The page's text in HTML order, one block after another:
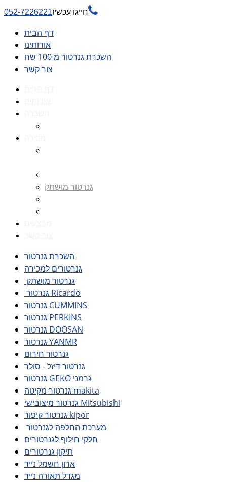
חייגו עכשיו052-7226221 
דף הבית
אודותינו
השכרת גנרטור מ 100 שח
צור קשר
גנרטור מושתק
השכרת גנרטור
גנרטורים למכירה
גנרטור מושתק
גנרטור Ricardo
גנרטור CUMMINS
גנרטור PERKINS
גנרטור DOOSAN
גנרטור YANMR
גנרטור חירום
גנרטור דיזל - סולר
גנרטור GEKO גרמני
גנרטור מקיטה makita
גנרטור מיצובישי Mitsubishi
גנרטור קיפור kipor
מערכת החלפה לגנרטור
חלקי חילוף לגנרטורים
תיקון גנרטורים
ארון חשמל נייד
מגדל תאורה נייד